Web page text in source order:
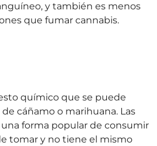
y también es menos
que fumar cannabis.
químico que se puede
cáñamo o marihuana. Las
una forma popular de consumir
tomar y no tiene el mismo